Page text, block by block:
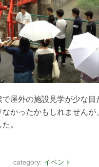
屋外の施設見学が少な目
かったかもしれませんが
。
category: イベント